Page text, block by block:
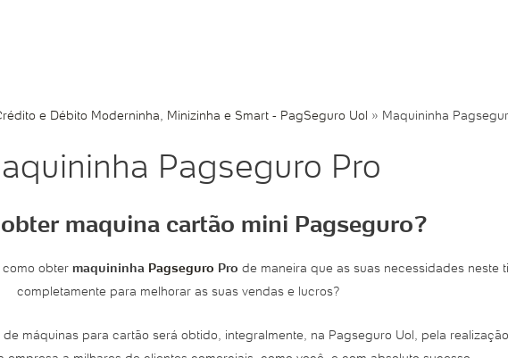
e Débito Moderninha, Minizinha e Smart - PagSeguro Uol » Maquininha
Pagseguro Pro
maquina cartão mini Pagseguro?
obter maquininha Pagseguro Pro de maneira que as suas necessidades neste
completamente para melhorar as suas vendas e lucros?
máquinas para cartão será obtido, integralmente, na Pagseguro Uol, pela